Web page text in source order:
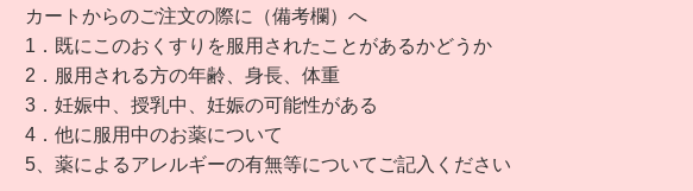
カートからのご注文の際に（備考欄）へ
1．既にこのおくすりを服用されたことがあるかどうか
2．服用される方の年齢、身長、体重
3．妊娠中、授乳中、妊娠の可能性がある
4．他に服用中のお薬について
5、薬によるアレルギーの有無等についてご記入ください